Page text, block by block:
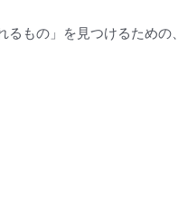
もの」を見つけるための、